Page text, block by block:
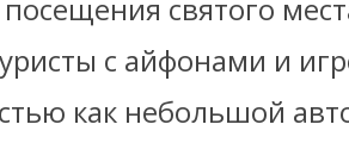
святого
с айфонами и
как небольшой